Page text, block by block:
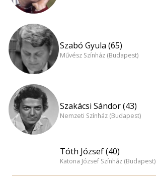
Szabó Gyula (65)
Művész Színház (Budapest)
Szakácsi Sándor (43)
Nemzeti Színház (Budapest)
Tóth József (40)
Katona József Színház (Budapest)